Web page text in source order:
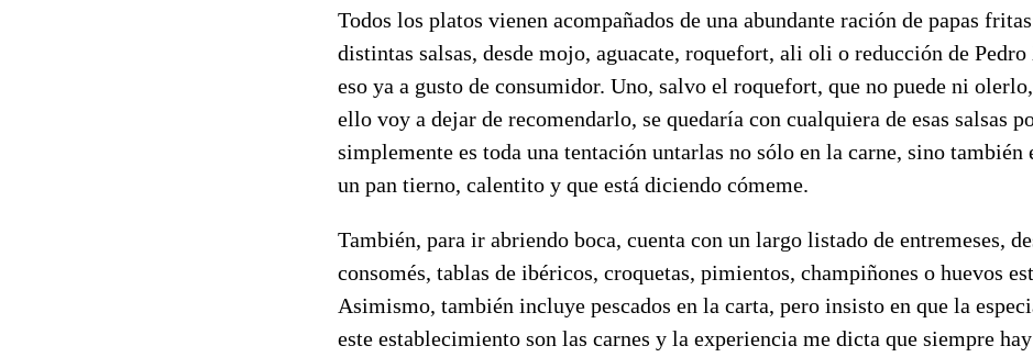
Todos los platos vienen acompañados de una abundante ración de papas
distintas salsas, desde mojo, aguacate, roquefort, ali oli o reducción de
eso ya a gusto de consumidor. Uno, salvo el roquefort, que no puede ni
ello voy a dejar de recomendarlo, se quedaría con cualquiera de esas salsas
simplemente es toda una tentación untarlas no sólo en la carne, sino también
un pan tierno, calentito y que está diciendo cómeme.
También, para ir abriendo boca, cuenta con un largo listado de entremeses,
consomés, tablas de ibéricos, croquetas, pimientos, champiñones o huevos
Asimismo, también incluye pescados en la carta, pero insisto en que la
este establecimiento son las carnes y la experiencia me dicta que siempre